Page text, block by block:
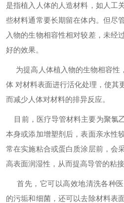
是指植入人体的人造材料，如人工
些材料通常要长期留在体内。但尽
入物的生物相容性相对较差，未经
好的效果。
为提高人体植入物的生物相容性
体 对材料表面进行活化处理，使其
而减少人体对材料的排异反应。
目前，医疗导管材料主要为聚氯
本身或添加增塑剂后，表面亲水性
常在实施粘合或蛋白质涂层前，会
高表面润湿性，从而提高导管的粘接
首先，它可以高效地清洗各种
的污垢和细菌，还可以去除材料表